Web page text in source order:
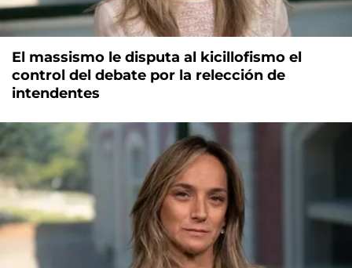
El massismo le disputa al kicillofismo el
control del debate por la relección de
intendentes